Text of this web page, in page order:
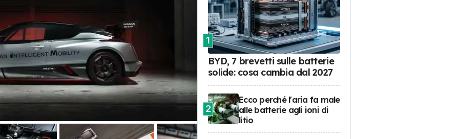
1
BYD, 7 brevetti sulle batterie
solide: cosa cambia dal 2027
2
Ecco perché l'aria fa male
alle batterie agli ioni di
litio